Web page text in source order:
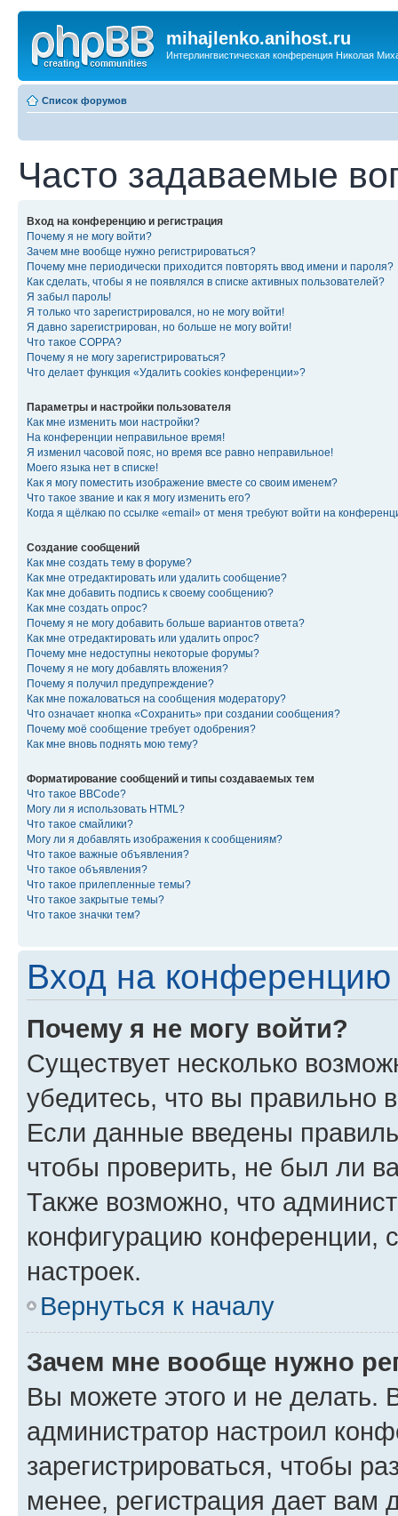
mihajlenko.anihost.ru
Интерлингвистическая конференция Николая
Список форумов
Часто задаваемые
Вход на конференцию и регистрация
Почему я не могу войти?
Зачем мне вообще нужно регистрироваться?
Почему мне периодически приходится повторять ввод имени и пароля?
Как сделать, чтобы я не появлялся в списке активных пользователей?
Я забыл пароль!
Я только что зарегистрировался, но не могу войти!
Я давно зарегистрирован, но больше не могу войти!
Что такое COPPA?
Почему я не могу зарегистрироваться?
Что делает функция «Удалить cookies конференции»?
Параметры и настройки пользователя
Как мне изменить мои настройки?
На конференции неправильное время!
Я изменил часовой пояс, но время все равно неправильное!
Моего языка нет в списке!
Как я могу поместить изображение вместе со своим именем?
Что такое звание и как я могу изменить его?
Когда я щёлкаю по ссылке «email» от меня требуют войти на
Создание сообщений
Как мне создать тему в форуме?
Как мне отредактировать или удалить сообщение?
Как мне добавить подпись к своему сообщению?
Как мне создать опрос?
Почему я не могу добавить больше вариантов ответа?
Как мне отредактировать или удалить опрос?
Почему мне недоступны некоторые форумы?
Почему я не могу добавлять вложения?
Почему я получил предупреждение?
Как мне пожаловаться на сообщения модератору?
Что означает кнопка «Сохранить» при создании сообщения?
Почему моё сообщение требует одобрения?
Как мне вновь поднять мою тему?
Форматирование сообщений и типы создаваемых тем
Что такое BBCode?
Могу ли я использовать HTML?
Что такое смайлики?
Могу ли я добавлять изображения к сообщениям?
Что такое важные объявления?
Что такое объявления?
Что такое прилепленные темы?
Что такое закрытые темы?
Что такое значки тем?
Вход на конференцию
Почему я не могу войти?
Существует несколько
убедитесь, что вы правильно
Если данные введены
чтобы проверить, не был ли
Также возможно, что
конфигурацию конференции,
настроек.
Вернуться к началу
Зачем мне вообще нужно
Вы можете этого и не делать.
администратор настроил
зарегистрироваться, чтобы
менее, регистрация дает вам